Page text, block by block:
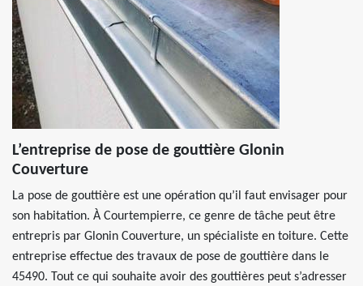
L’entreprise de pose de gouttière Glonin
Couverture
La pose de gouttière est une opération qu’il faut envisager pour
son habitation. À Courtempierre, ce genre de tâche peut être
entrepris par Glonin Couverture, un spécialiste en toiture. Cette
entreprise effectue des travaux de pose de gouttière dans le
45490. Tout ce qui souhaite avoir des gouttières peut s’adresser